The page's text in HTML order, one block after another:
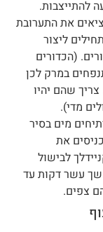
להתייצבות.
את התערובת
ליצור
(הכדורים
במרק לכן
שהם יהיו
מדי).
מים בסיר
את
לבישול
עשר דקות עד
צפים.